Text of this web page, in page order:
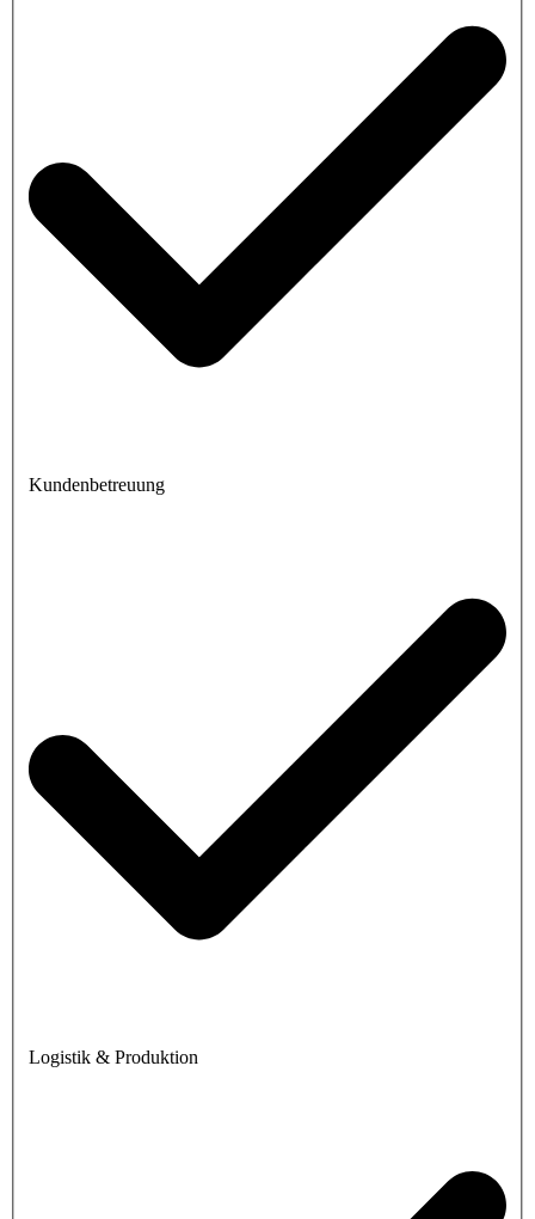
Kundenbetreuung
Logistik & Produktion